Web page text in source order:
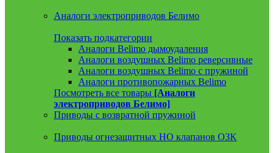
Аналоги электроприводов Белимо
Показать подкатегории
Аналоги Belimo дымоудаления
Аналоги воздушных Belimo реверсивные
Аналоги воздушных Belimo с пружиной
Аналоги противопожарных Belimo
Посмотреть все товары [Аналоги
электроприводов Белимо]
Приводы с возвратной пружиной
Приводы огнезащитных НО клапанов ОЗК